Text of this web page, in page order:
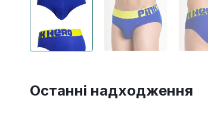
Останні надходження